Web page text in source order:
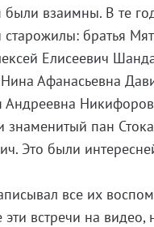
были взаимны. В те
братья
Елисеевич
Афанасьевна
Андреевна
знаменитый пан
Это были
все их
эти встречи на видео,